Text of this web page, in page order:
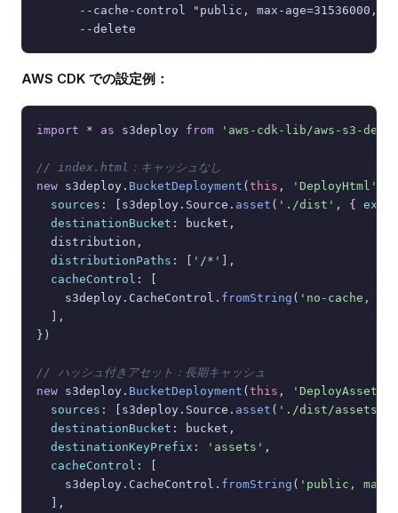
--cache-control "public, max-age=31536000,
AWS CDK での設定例：
import * as s3deploy from 'aws-cdk-lib/aws-s3-
// index.html：キャッシュなし
new s3deploy. BucketDeployment ( this , 'DeployHtml'
sources : [s3deploy. Source . asset ( './dist' , {
destinationBucket : bucket,
  distribution,
distributionPaths : [ '/*'
],
cacheControl : [
    s3deploy.
CacheControl . fromString ( 'no-cache,
  ],
})
// ハッシュ付きアセット：長期キャッシュ
new s3deploy. BucketDeployment ( this , 'DeployAssets'
sources : [s3deploy. Source . asset ( './dist/assets'
destinationBucket : bucket,
destinationKeyPrefix : 'assets' ,
cacheControl : [
    s3deploy.
CacheControl . fromString ( 'public, max-
  ],